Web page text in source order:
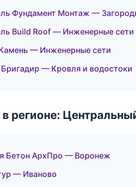
Фундамент Монтаж —
Build Roof — Инженерные сети
— Инженерные сети
— Кровля и водостоки
регионе:
Бетон АрхПро — Воронеж
— Иваново